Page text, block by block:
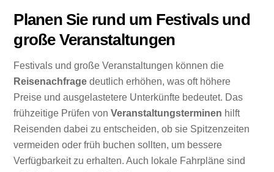
Planen Sie rund um Festivals und
große Veranstaltungen
Festivals und große Veranstaltungen können die
Reisenachfrage deutlich erhöhen, was oft höhere
Preise und ausgelastetere Unterkünfte bedeutet. Das
frühzeitige Prüfen vonVeranstaltungsterminen hilft
Reisenden dabei zu entscheiden, ob sie Spitzenzeiten
vermeiden oder früh buchen sollten, um bessere
Verfügbarkeit zu erhalten. Auch lokale Fahrpläne sind